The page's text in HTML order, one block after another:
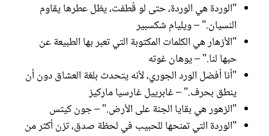
"الوردة هي الوردة، حتى لو قُطفت، يظل عطرها يقاوم
النسيان." – ويليام شكسبير
"الأزهار هي الكلمات المكتوبة التي تعبر بها الطبيعة عن
حبها لنا." – يوهان غوته
"أنا أفضل الورد الجوري، لأنه يتحدث بلغة العشاق دون أن
ينطق بحرف." – غابرييل غارسيا ماركيز
"الزهور هي بقايا الجنة على الأرض." – جون كيتس
"الوردة التي تمنحها للحبيب في لحظة صدق، تزن أكثر من